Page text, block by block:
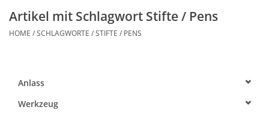
ABOUT
TIPPS
Artikel mit Schlagwort Stifte / Pens
HOME /SCHLAGWORTE /STIFTE / PENS
Anlass
Werkzeug